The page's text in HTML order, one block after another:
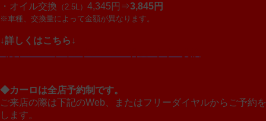
・オイル交換 （2.5L） 4,345円⇒3,845円
※車種、交換量によって金額が異なります。
↓詳しくはこちら↓
◆カーロは全店予約制です。
ご来店の際は下記のWeb、またはフリーダイヤルからご予約
します。